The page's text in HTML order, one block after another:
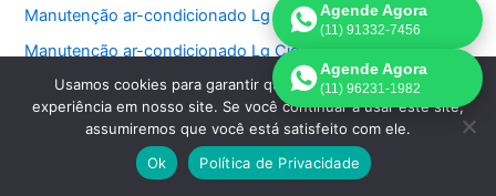
Manutenção ar-condicionado Lg Cidade Jardim
Manutenção ar-condicionado Lg Cidade Dutra
Manutenção ar-condicionado Lg Cidade Ademar
Manutenção ar-condicionado Lg Chácara Santo Antonio
Manutenção ar-condicionado Lg Chácara Inglesa
Agende Agora
(11) 91332-7456
Agende Agora
(11) 96231-1982
Usamos cookies para garantir que oferecemos a melhor
experiência em nosso site. Se você continuar a usar este site,
assumiremos que você está satisfeito com ele.
Ok
Política de Privacidade